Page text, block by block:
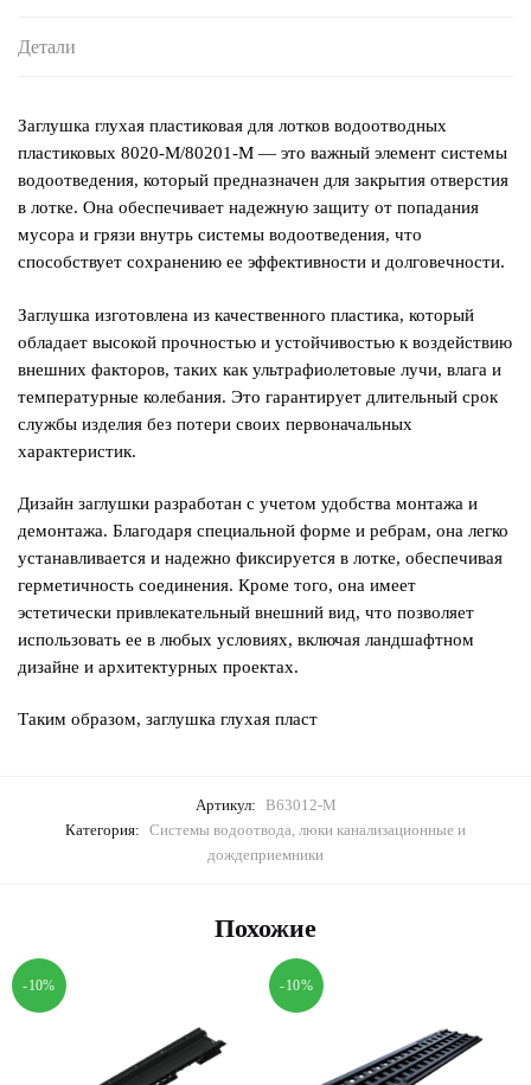
Детали
Заглушка глухая пластиковая для лотков водоотводных
пластиковых 8020-М/80201-М — это важный элемент системы
водоотведения, который предназначен для закрытия отверстия
в лотке. Она обеспечивает надежную защиту от попадания
мусора и грязи внутрь системы водоотведения, что
способствует сохранению ее эффективности и долговечности.
Заглушка изготовлена из качественного пластика, который
обладает высокой прочностью и устойчивостью к воздействию
внешних факторов, таких как ультрафиолетовые лучи, влага и
температурные колебания. Это гарантирует длительный срок
службы изделия без потери своих первоначальных
характеристик.
Дизайн заглушки разработан с учетом удобства монтажа и
демонтажа. Благодаря специальной форме и ребрам, она легко
устанавливается и надежно фиксируется в лотке, обеспечивая
герметичность соединения. Кроме того, она имеет
эстетически привлекательный внешний вид, что позволяет
использовать ее в любых условиях, включая ландшафтном
дизайне и архитектурных проектах.
Таким образом, заглушка глухая пласт
Артикул: В63012-М
Категория: Системы водоотвода, люки канализационные и
дождеприемники
Похожие
-10% -10%